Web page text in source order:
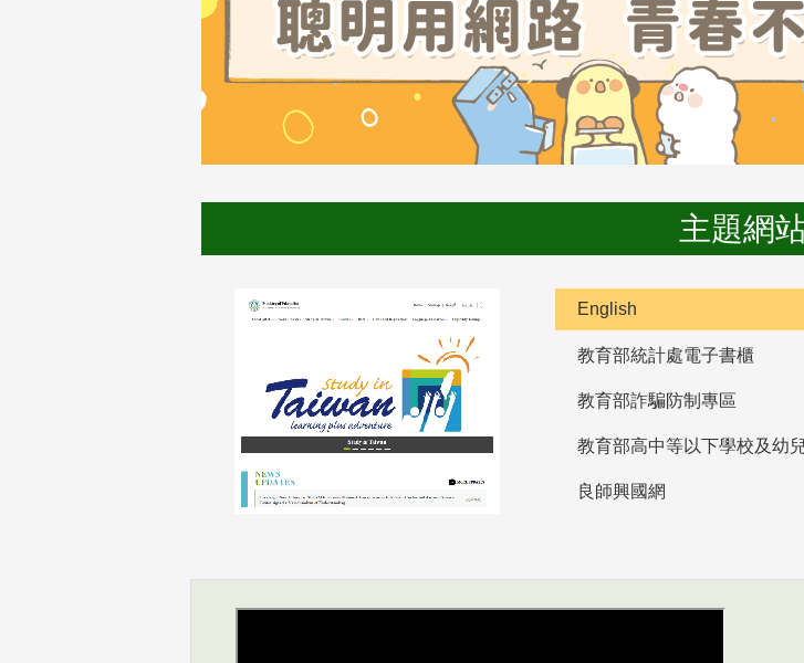
主題網
English
教育部統計處電子書櫃
教育部詐騙防制專區
良師興國網